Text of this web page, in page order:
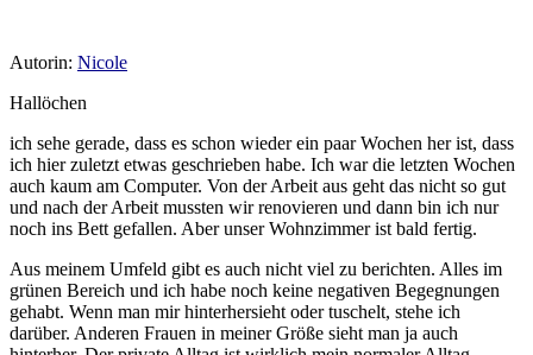
Autorin: Nicole
Hallöchen
ich sehe gerade, dass es schon wieder ein paar Wochen her ist, dass
ich hier zuletzt etwas geschrieben habe. Ich war die letzten Wochen
auch kaum am Computer. Von der Arbeit aus geht das nicht so gut
und nach der Arbeit mussten wir renovieren und dann bin ich nur
noch ins Bett gefallen. Aber unser Wohnzimmer ist bald fertig.
Aus meinem Umfeld gibt es auch nicht viel zu berichten. Alles im
grünen Bereich und ich habe noch keine negativen Begegnungen
gehabt. Wenn man mir hinterhersieht oder tuschelt, stehe ich
darüber. Anderen Frauen in meiner Größe sieht man ja auch